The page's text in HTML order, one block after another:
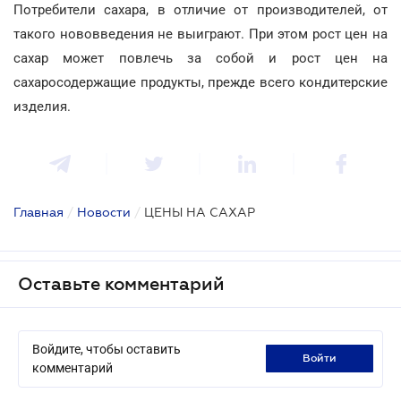
Потребители сахара, в отличие от производителей, от
такого нововведения не выиграют. При этом рост цен на
сахар может повлечь за собой и рост цен на
сахаросодержащие продукты, прежде всего кондитерские
изделия.
Главная / Новости / ЦЕНЫ НА САХАР
Оставьте комментарий
Войдите, чтобы оставить
комментарий
войти